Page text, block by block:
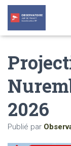
2026
Publié par